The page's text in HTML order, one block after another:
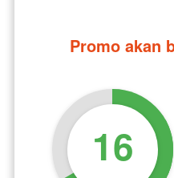
Promo akan
16